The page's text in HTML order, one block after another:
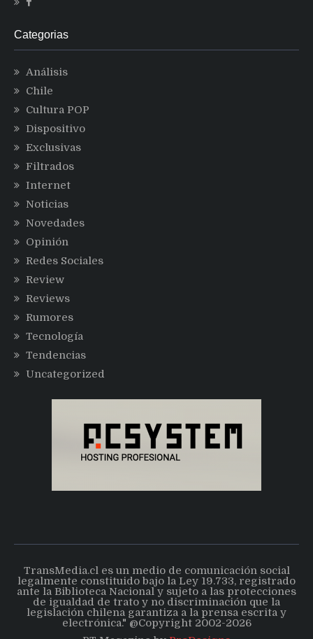
Categorias
Análisis
Chile
Cultura POP
Dispositivo
Exclusivas
Filtrados
Internet
Noticias
Novedades
Opinión
Redes Sociales
Review
Reviews
Rumores
Tecnología
Tendencias
Uncategorized
TransMedia.cl es un medio de comunicación social
legalmente constituido bajo la Ley 19.733, registrado
ante la Biblioteca Nacional y sujeto a las protecciones
de igualdad de trato y no discriminación que la
legislación chilena garantiza a la prensa escrita y
electrónica." @Copyright 2002-2026